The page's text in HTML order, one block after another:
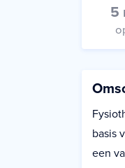
5
basis
een